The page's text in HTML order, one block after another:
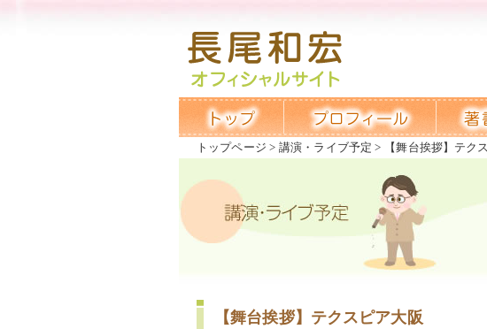
トップページ 講演・ライブ予定 【舞台挨拶】テク
【舞台挨拶】テクスピア大阪